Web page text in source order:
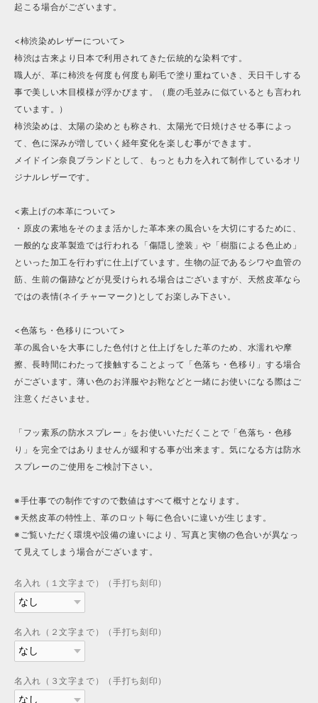
起こる場合がございます。
<柿渋染めレザーについて>
柿渋は古来より日本で利用されてきた伝統的な染料です。
職人が、革に柿渋を何度も何度も刷毛で塗り重ねていき、天日干しする
事で美しい木目模様が浮かびます。（鹿の毛並みに似ているとも言われ
ています。）
柿渋染めは、太陽の染めとも称され、太陽光で日焼けさせる事によっ
て、色に深みが増していく経年変化を楽しむ事ができます。
メイドイン奈良ブランドとして、もっとも力を入れて制作しているオリ
ジナルレザーです。
<素上げの本革について>
・原皮の素地をそのまま活かした革本来の風合いを大切にするために、
一般的な皮革製造では行われる「傷隠し塗装」や「樹脂による色止め」
といった加工を行わずに仕上げています。生物の証であるシワや血管の
筋、生前の傷跡などが見受けられる場合はございますが、天然皮革なら
ではの表情(ネイチャーマーク)としてお楽しみ下さい。
<色落ち・色移りについて>
革の風合いを大事にした色付けと仕上げをした革のため、水濡れや摩
擦、長時間にわたって接触することよって「色落ち・色移り」する場合
がございます。薄い色のお洋服やお鞄などと一緒にお使いになる際はご
注意くださいませ。
「フッ素系の防水スプレー」をお使いいただくことで「色落ち・色移
り」を完全ではありませんが緩和する事が出来ます。気になる方は防水
スプレーのご使用をご検討下さい。
※手仕事での制作ですので数値はすべて概寸となります。
※天然皮革の特性上、革のロット毎に色合いに違いが生じます。
※ご覧いただく環境や設備の違いにより、写真と実物の色合いが異なっ
て見えてしまう場合がございます。
名入れ（１文字まで）（手打ち刻印）
名入れ（２文字まで）（手打ち刻印）
名入れ（３文字まで）（手打ち刻印）